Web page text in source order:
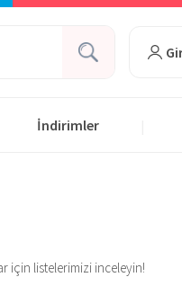
İndirimler
için listelerimizi inceleyin!